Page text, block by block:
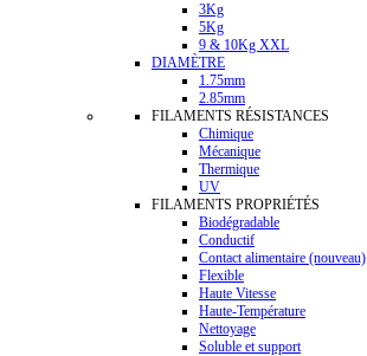
3Kg
5Kg
9 & 10Kg XXL
DIAMÈTRE
1.75mm
2.85mm
FILAMENTS RÉSISTANCES
Chimique
Mécanique
Thermique
UV
FILAMENTS PROPRIÉTÉS
Biodégradable
Conductif
Contact alimentaire (nouveau)
Flexible
Haute Vitesse
Haute-Température
Nettoyage
Soluble et support